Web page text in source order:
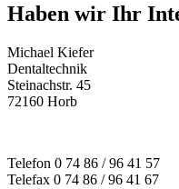
Haben wir Ihr
Michael Kiefer
Dentaltechnik
Steinachstr. 45
72160 Horb
Telefon 0 74 86 / 96 41 57
Telefax 0 74 86 / 96 41 67